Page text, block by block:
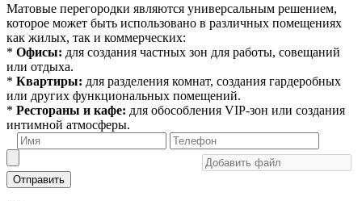
Матовые перегородки являются универсальным решением,
которое может быть использовано в различных помещениях
как жилых, так и коммерческих:
* Офисы: для создания частных зон для работы, совещаний
или отдыха.
* Квартиры: для разделения комнат, создания гардеробных
или других функциональных помещений.
* Рестораны и кафе: для обособления VIP-зон или создания
интимной атмосферы.
Отправить